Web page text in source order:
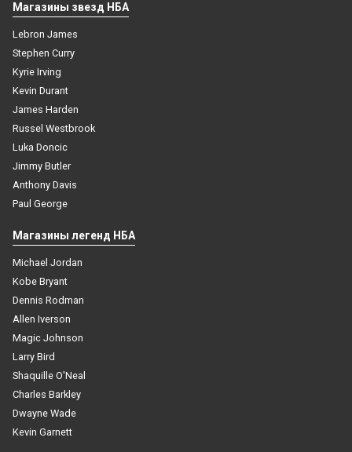
Магазины звезд НБА
Lebron James
Stephen Curry
Kyrie Irving
Kevin Durant
James Harden
Russel Westbrook
Luka Doncic
Jimmy Butler
Anthony Davis
Paul George
Магазины легенд НБА
Michael Jordan
Kobe Bryant
Dennis Rodman
Allen Iverson
Magic Johnson
Larry Bird
Shaquille O'Neal
Charles Barkley
Dwayne Wade
Kevin Garnett